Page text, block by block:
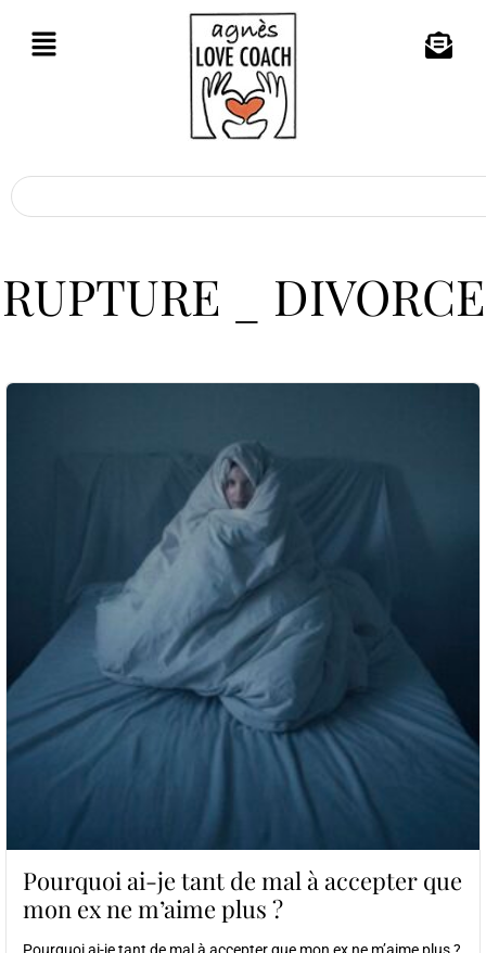
RUPTURE _ DIVORCE
Pourquoi ai-je tant de mal à accepter que
mon ex ne m’aime plus ?